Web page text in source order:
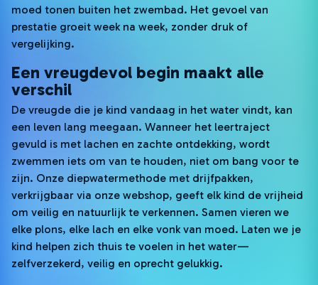
moed tonen buiten het zwembad. Het gevoel van
prestatie groeit week na week, zonder druk of
vergelijking.
Een vreugdevol begin maakt alle
verschil
De vreugde die je kind vandaag in het water vindt, kan
een leven lang meegaan. Wanneer het leertraject
gevuld is met lachen en zachte ontdekking, wordt
zwemmen iets om van te houden, niet om bang voor te
zijn. Onze diepwatermethode met drijfpakken,
verkrijgbaar via onze webshop, geeft elk kind de vrijheid
om veilig en natuurlijk te verkennen. Samen vieren we
elke plons, elke lach en elke vonk van moed. Laten we je
kind helpen zich thuis te voelen in het water—
zelfverzekerd, veilig en oprecht gelukkig.